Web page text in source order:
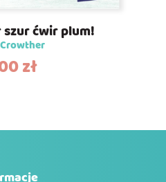
szur ćwir plum!
zł